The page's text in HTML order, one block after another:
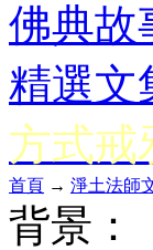
佛典故
精選文
方式戒
首頁 → 淨土法師
背景：